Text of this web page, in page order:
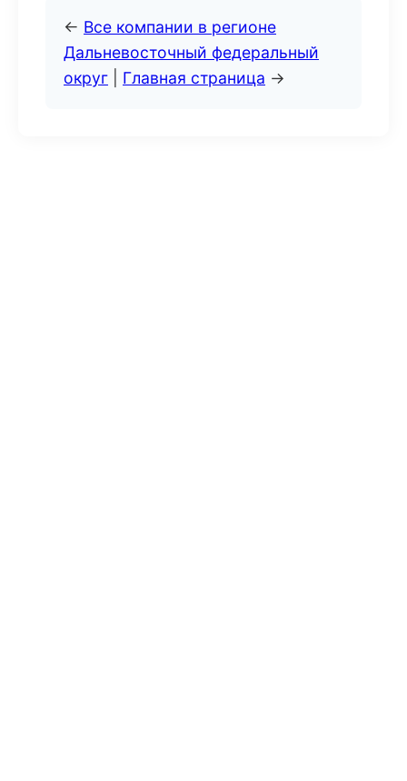
← Все компании в регионе
Дальневосточный федеральный
округ
Главная страница →